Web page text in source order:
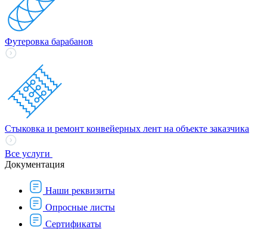
Футеровка барабанов
Стыковка и ремонт конвейерных лент на объекте заказчика
Все услуги
Документация
Наши реквизиты
Опросные листы
Сертификаты